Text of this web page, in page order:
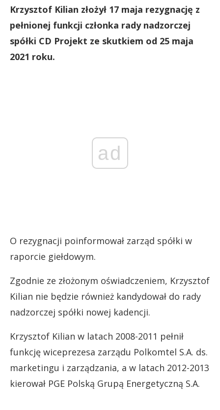
Krzysztof Kilian złożył 17 maja rezygnację z
pełnionej funkcji członka rady nadzorczej
spółki CD Projekt ze skutkiem od 25 maja
2021 roku.
ad
O rezygnacji poinformował zarząd spółki w
raporcie giełdowym.
Zgodnie ze złożonym oświadczeniem, Krzysztof
Kilian nie będzie również kandydował do rady
nadzorczej spółki nowej kadencji.
Krzysztof Kilian w latach 2008-2011 pełnił
funkcję wiceprezesa zarządu Polkomtel S.A. ds.
marketingu i zarządzania, a w latach 2012-2013
kierował PGE Polską Grupą Energetyczną S.A.